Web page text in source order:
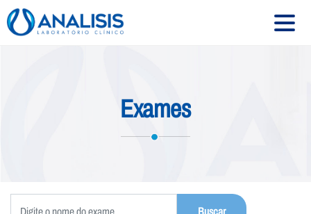
CONVÊNIOS
Exames